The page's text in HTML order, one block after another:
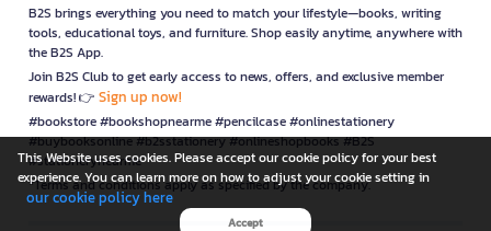
B2S brings everything you need to match your lifestyle—books, writing
tools, educational toys, and furniture. Shop easily anytime, anywhere with
the B2S App.
Join B2S Club to get early access to news, offers, and exclusive member
rewards! 👉 Sign up now!
#bookstore #bookshopnearme #pencilcase #onlinestationery
#buybooksonline #b2sstationery #onlineshopbooks #B2S
#stationerynearme
*Terms and conditions apply as specified by the company.
This Website uses cookies. Please accept our cookie policy for your best
experience. You can learn more on how to adjust your cookie setting in
our cookie policy here
Accept